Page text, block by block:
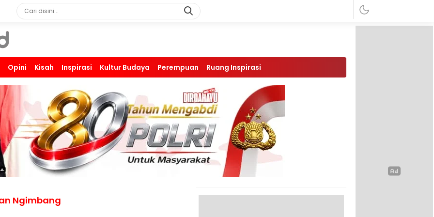
Opini Kisah Inspirasi Kultur Budaya Perempuan Ruang Inspirasi
Ngimbang